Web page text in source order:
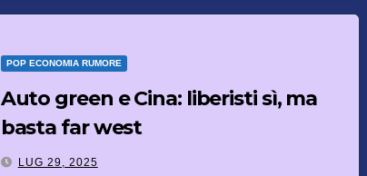
POP ECONOMIA RUMORE
Auto green e Cina: liberisti sì, ma
basta far west
LUG 29, 2025